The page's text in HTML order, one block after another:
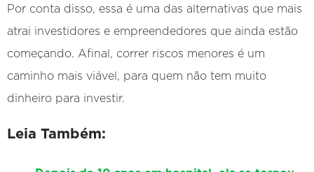
Por conta disso, essa é uma das alternativas que mais
atrai investidores e empreendedores que ainda estão
começando. Afinal, correr riscos menores é um
caminho mais viável, para quem não tem muito
dinheiro para investir.
Leia Também: